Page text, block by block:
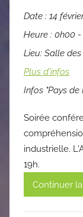
Date : 14
Heure : 0h00
Lieu: Salle
Plus d'infos
Infos "Pays de
Soirée
industrielle.
19h.
Continuer